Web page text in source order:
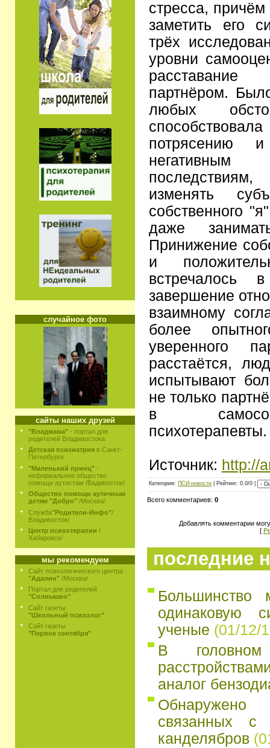
случайное фото
сайты наших друзей
"Владмама" - портал для
родителей Владивостока
Детская психиатрия в Санкт-
Петербурге
"Маленький принц" -
неформальное общество
помощи аутистам /Вадивосток/
Общество помощи аутичным
детям "Добро" /Москва/
Служба"Родители-Инфо"/
Владивосток/
Центр психотерапии /
Хабаровск/
мы рекомендуем
Сайт психологического центра
"Адалин" /Москва/
Портал для родителей
"Солнышко"
Сайт газеты
"Школьный психолог"
Сайт газеты
"Первое сентября"
стресса,
заметить его
трёх
уровни
партнёром.
любых
потрясению
негативным
изменять
собственного
даже
Принижение
и
встречалось
завершение
взаимному
более
уверенного
расстаётся,
испытывают
не только
в
психотерапевты.
Источник: http://
Категория: ПСИ-новости | Рейтинг: 0.0/0 |
Всего комментариев: 0
Добавлять комментарии
[
последние
Большинство
одинаковую
ученые (01/12/
В
аналог
связанных с
канделябров